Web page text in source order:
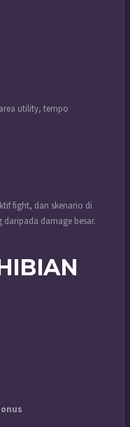
utility, tempo
fight, dan skenario di
damage besar.